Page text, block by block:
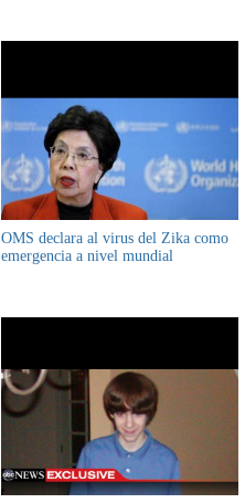
OMS declara al virus del Zika como
emergencia a nivel mundial